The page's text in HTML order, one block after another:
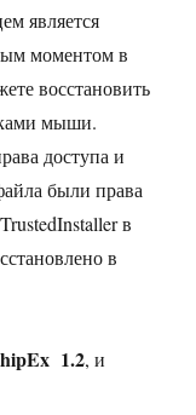
является
моментом в
восстановить
мыши.
доступа и
были права
в
в
1.2, и